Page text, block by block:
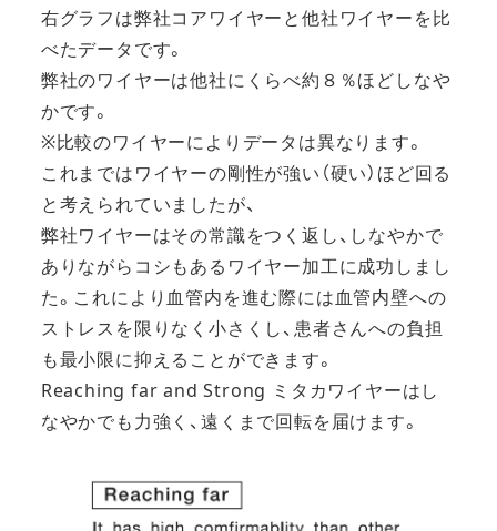
右グラフは弊社コアワイヤーと他社ワイヤーを比
べたデータです。
弊社のワイヤーは他社にくらべ約８％ほどしなや
かです。
※比較のワイヤーによりデータは異なります。
これまではワイヤーの剛性が強い（硬い）ほど回る
と考えられていましたが、
弊社ワイヤーはその常識をつく返し、しなやかで
ありながらコシもあるワイヤー加工に成功しまし
た。これにより血管内を進む際には血管内壁への
ストレスを限りなく小さくし、患者さんへの負担
も最小限に抑えることができます。
Reaching far and Strong ミタカワイヤーはし
なやかでも力強く、遠くまで回転を届けます。